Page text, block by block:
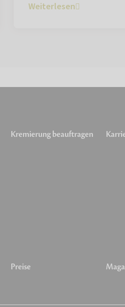
Weiterlesen
Kremierung beauftragen
Preise